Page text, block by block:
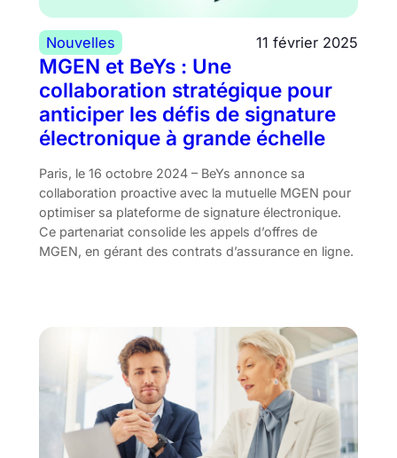
Nouvelles 11 février 2025
MGEN et BeYs : Une
collaboration stratégique pour
anticiper les défis de signature
électronique à grande échelle
Paris, le 16 octobre 2024 – BeYs annonce sa
collaboration proactive avec la mutuelle MGEN pour
optimiser sa plateforme de signature électronique.
Ce partenariat consolide les appels d’offres de
MGEN, en gérant des contrats d’assurance en ligne.